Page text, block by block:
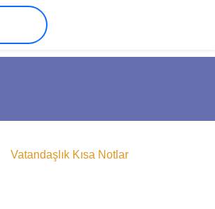
Vatandaşlık Kısa Notlar